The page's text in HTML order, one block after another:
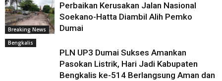
Breaking News
Perbaikan Kerusakan Jalan Nasional
Soekano-Hatta Diambil Alih Pemko
Dumai
Bengkalis
PLN UP3 Dumai Sukses Amankan
Pasokan Listrik, Hari Jadi Kabupaten
Bengkalis ke-514 Berlangsung Aman dan